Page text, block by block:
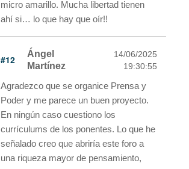
micro amarillo. Mucha libertad tienen
ahí si… lo que hay que oír!!
#12
Ángel
Martínez
14/06/2025
19:30:55
Agradezco que se organice Prensa y
Poder y me parece un buen proyecto.
En ningún caso cuestiono los
currículums de los ponentes. Lo que he
señalado creo que abriría este foro a
una riqueza mayor de pensamiento,